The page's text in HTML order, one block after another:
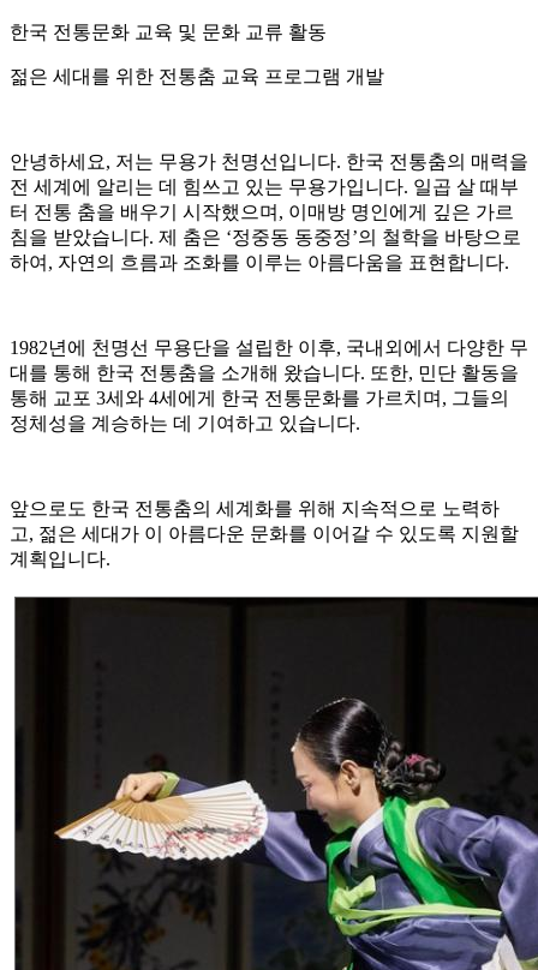
한국 전통문화 교육 및 문화 교류 활동
젊은 세대를 위한 전통춤 교육 프로그램 개발
안녕하세요, 저는 무용가 천명선입니다. 한국 전통춤의 매력을
전 세계에 알리는 데 힘쓰고 있는 무용가입니다. 일곱 살 때부
터 전통 춤을 배우기 시작했으며, 이매방 명인에게 깊은 가르
침을 받았습니다. 제 춤은 ‘정중동 동중정’의 철학을 바탕으로
하여, 자연의 흐름과 조화를 이루는 아름다움을 표현합니다.
1982년에 천명선 무용단을 설립한 이후, 국내외에서 다양한 무
대를 통해 한국 전통춤을 소개해 왔습니다. 또한, 민단 활동을
통해 교포 3세와 4세에게 한국 전통문화를 가르치며, 그들의
정체성을 계승하는 데 기여하고 있습니다.
앞으로도 한국 전통춤의 세계화를 위해 지속적으로 노력하
고, 젊은 세대가 이 아름다운 문화를 이어갈 수 있도록 지원할
계획입니다.